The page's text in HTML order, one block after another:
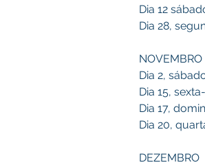
Dia 12
Dia 28,
NOVEMBRO
Dia 2,
Dia 15,
Dia 17,
Dia 20,
DEZEMBRO